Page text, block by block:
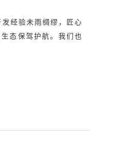
经验未雨绸缪，匠心
态保驾护航。我们也